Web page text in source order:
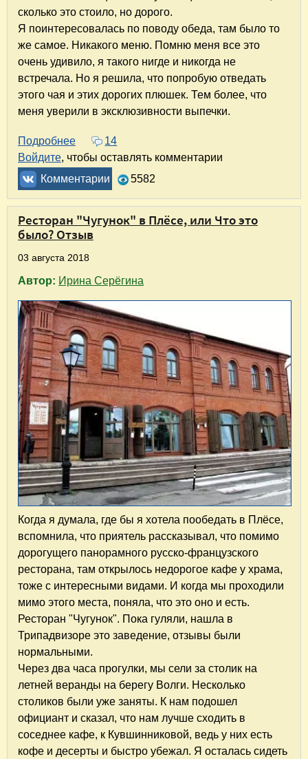
сколько это стоило, но дорого.
Я поинтересовалась по поводу обеда, там было то
же самое. Никакого меню. Помню меня все это
очень удивило, я такого нигде и никогда не
встречала. Но я решила, что попробую отведать
этого чая и этих дорогих плюшек. Тем более, что
меня уверили в эксклюзивности выпечки.
Подробнее о Русско-французский панорамный
14
Войдите, чтобы оставлять комментарии
Комментарии
5582
Ресторан "Чугунок" в Плёсе, или Что это
было? Отзыв
03 августа 2018
Автор: Ирина Серёгина
Когда я думала, где бы я хотела пообедать в Плёсе,
вспомнила, что приятель рассказывал, что помимо
дорогущего панорамного русско-французского
ресторана, там открылось недорогое кафе у храма,
тоже с интересными видами. И когда мы проходили
мимо этого места, поняла, что это оно и есть.
Ресторан "Чугунок". Пока гуляли, нашла в
Трипадвизоре это заведение, отзывы были
нормальными.
Через два часа прогулки, мы сели за столик на
летней веранды на берегу Волги. Несколько
столиков были уже заняты. К нам подошел
официант и сказал, что нам лучше сходить в
соседнее кафе, к Кувшинниковой, ведь у них есть
кофе и десерты и быстро убежал. Я осталась сидеть